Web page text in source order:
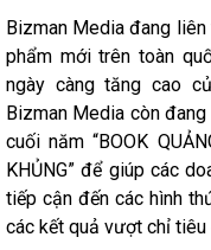
Bizman Media đang
phẩm mới trên toàn
ngày càng tăng cao
Bizman Media còn
cuối năm “BOOK
KHỦNG” để giúp các
tiếp cận đến các hình
các kết quả vượt chỉ tiêu